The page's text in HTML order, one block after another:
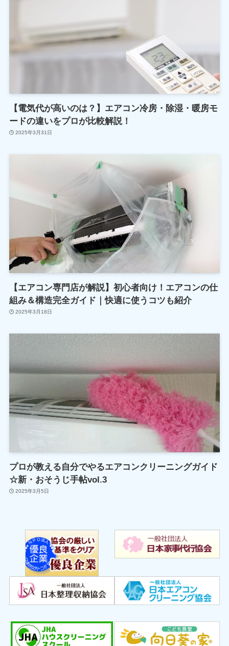
【電気代が高いのは？】エアコン冷房・除湿・暖房モ
ードの違いをプロが比較解説！
2025年3月31日
【エアコン専門店が解説】初心者向け！エアコンの仕
組み＆構造完全ガイド｜快適に使うコツも紹介
2025年3月18日
プロが教える自分でやるエアコンクリーニングガイド
☆新・おそうじ手帖vol.3
2025年3月5日